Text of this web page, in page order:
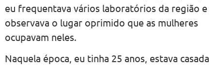
eu frequentava vários laboratórios da região e
observava o lugar oprimido que as mulheres
ocupavam neles.
Naquela época, eu tinha 25 anos, estava casada